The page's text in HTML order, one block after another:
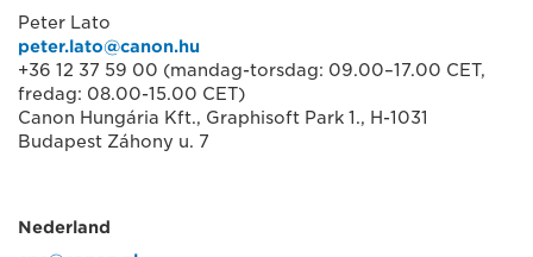
Peter Lato
peter.lato@canon.hu
+36 12 37 59 00 (mandag-torsdag: 09.00–17.00 CET,
fredag: 08.00-15.00 CET)
Canon Hungária Kft., Graphisoft Park 1., H-1031
Budapest Záhony u. 7
Nederland